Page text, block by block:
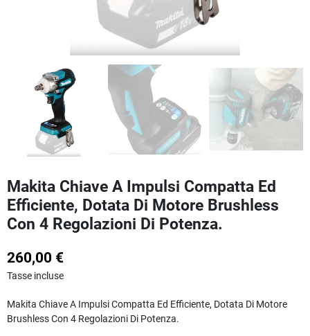
Makita Chiave A Impulsi Compatta Ed
Efficiente, Dotata Di Motore Brushless
Con 4 Regolazioni Di Potenza.
260,00 €
Tasse incluse
Makita Chiave A Impulsi Compatta Ed Efficiente, Dotata Di Motore
Brushless Con 4 Regolazioni Di Potenza.